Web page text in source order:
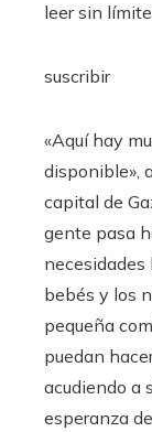
leer sin
suscribir
«Aquí hay
disponible»,
capital de
gente pasa
necesidades
bebés y los
pequeña
puedan
acudiendo a
esperanza